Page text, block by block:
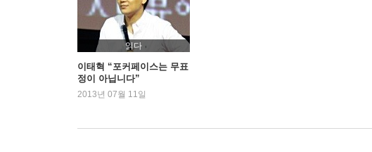
4. 관건은 집중력
5. 창의적인 플레이로 승리한다
Ⅳ. 빅토리아 여왕처럼 철저하게 관리하기
1. 조조처럼 올인하고 관우처럼 폴드해라
2. 패배를 잊고 실수를 인정해라
읽다
이태혁 “포커페이스는 무표
정이 아닙니다”
2013년 07월 11일